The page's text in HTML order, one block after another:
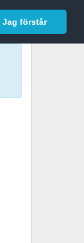
Jag förstår